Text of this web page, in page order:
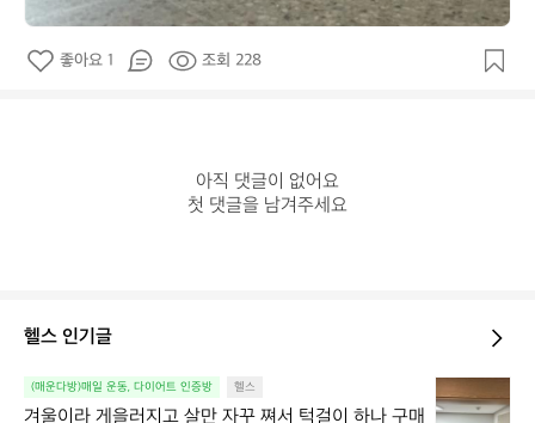
좋아요 1 조회 228
아직 댓글이 없어요
첫 댓글을 남겨주세요
헬스 인기글
(매운다방)매일 운동, 다이어트 인증방 헬스
겨울이라 게을러지고 살만 자꾸 쪄서 턱걸이 하나 구매
겨
울